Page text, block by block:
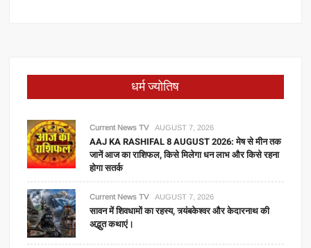
धर्म ज्योतिष
Current News TV AUGUST 7, 2026
AAJ KA RASHIFAL 8 AUGUST 2026: मेष से मीन तक
जानें आज का राशिफल, किसे मिलेगा धन लाभ और किसे रहना
होगा सतर्क
Current News TV AUGUST 7, 2026
सावन में शिवधामों का रहस्य, त्र्यंबकेश्वर और केदारनाथ की
अद्भुत कथाएं।